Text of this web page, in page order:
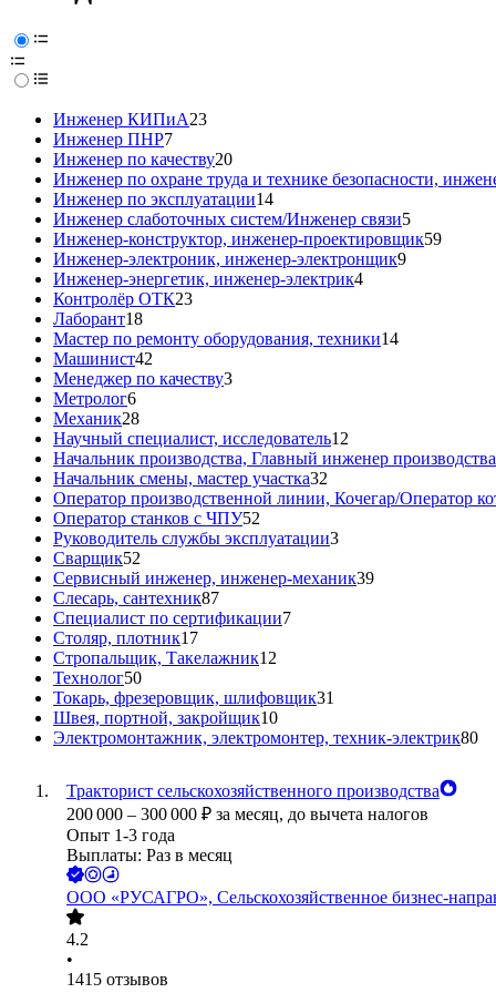
Инженер КИПиА23
Инженер ПНР7
Инженер по качеству20
Инженер по охране труда и технике безопасности,
Инженер по эксплуатации14
Инженер слаботочных систем/Инженер связи5
Инженер-конструктор, инженер-проектировщик59
Инженер-электроник, инженер-электронщик9
Инженер-энергетик, инженер-электрик4
Контролёр ОТК23
Лаборант18
Мастер по ремонту оборудования, техники14
Машинист42
Менеджер по качеству3
Метролог6
Механик28
Научный специалист, исследователь12
Начальник производства, Главный инженер производства
Начальник смены, мастер участка32
Оператор производственной линии, Кочегар/Оператор
Оператор станков с ЧПУ52
Руководитель службы эксплуатации3
Сварщик52
Сервисный инженер, инженер-механик39
Слесарь, сантехник87
Специалист по сертификации7
Столяр, плотник17
Стропальщик, Такелажник12
Технолог50
Токарь, фрезеровщик, шлифовщик31
Швея, портной, закройщик10
Электромонтажник, электромонтер, техник-электрик80
Тракторист сельскохозяйственного производства
200 000 – 300 000 ₽ за месяц, до вычета налогов
Опыт 1-3 года
Выплаты: Раз в месяц
ООО «РУСАГРО», Сельскохозяйственное бизнес-
4.2
•
1415 отзывов